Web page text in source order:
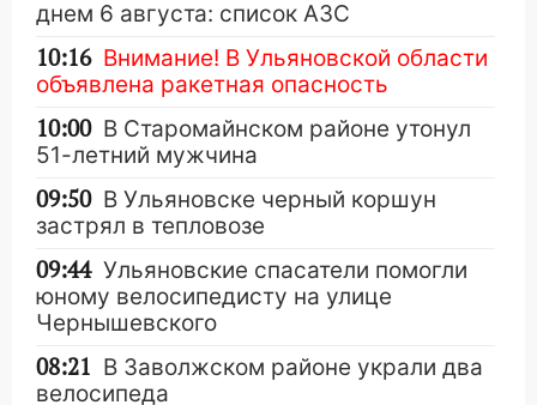
днем 6 августа: список АЗС
10:16 Внимание! В Ульяновской области
объявлена ракетная опасность
10:00 В Старомайнском районе утонул
51-летний мужчина
09:50 В Ульяновске черный коршун
застрял в тепловозе
09:44 Ульяновские спасатели помогли
юному велосипедисту на улице
Чернышевского
08:21 В Заволжском районе украли два
велосипеда